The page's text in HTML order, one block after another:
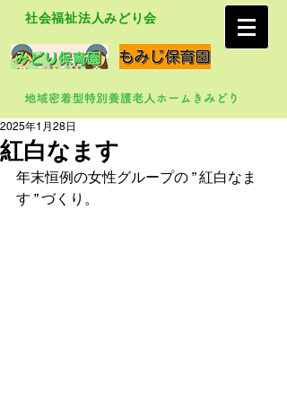
社会福祉法人みどり会
紅白なます
2025年1月28日
年末恒例の女性グループの ” 紅白なま
す ” づくり。